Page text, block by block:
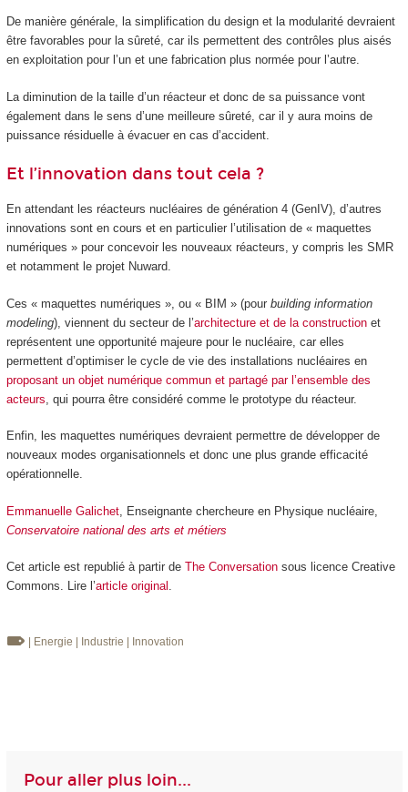
De manière générale, la simplification du design et la modularité devraient
être favorables pour la sûreté, car ils permettent des contrôles plus aisés
en exploitation pour l’un et une fabrication plus normée pour l’autre.
La diminution de la taille d’un réacteur et donc de sa puissance vont
également dans le sens d’une meilleure sûreté, car il y aura moins de
puissance résiduelle à évacuer en cas d’accident.
Et l’innovation dans tout cela ?
En attendant les réacteurs nucléaires de génération 4 (GenIV), d’autres
innovations sont en cours et en particulier l’utilisation de « maquettes
numériques » pour concevoir les nouveaux réacteurs, y compris les SMR
et notamment le projet Nuward.
Ces « maquettes numériques », ou « BIM » (pour building information
modeling), viennent du secteur de l’architecture et de la constructionet
représentent une opportunité majeure pour le nucléaire, car elles
permettent d’optimiser le cycle de vie des installations nucléaires en
proposant un objet numérique commun et partagé par l’ensemble des
acteurs , qui pourra être considéré comme le prototype du réacteur.
Enfin, les maquettes numériques devraient permettre de développer de
nouveaux modes organisationnels et donc une plus grande efficacité
opérationnelle.
Emmanuelle Galichet, Enseignante chercheure en Physique nucléaire,
Conservatoire national des arts et métiers
Cet article est republié à partir de The Conversationsous licence Creative
Commons. Lire l’article original .
| Energie | Industrie | Innovation
Pour aller plus loin...